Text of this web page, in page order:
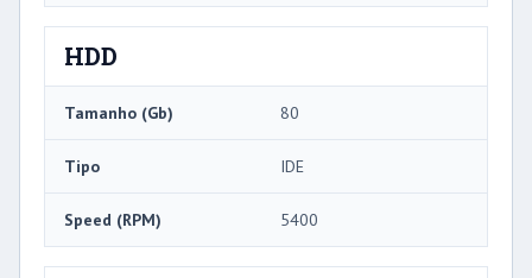
HDD
Tamanho (Gb) 80
Tipo IDE
Speed ​​(RPM) 5400